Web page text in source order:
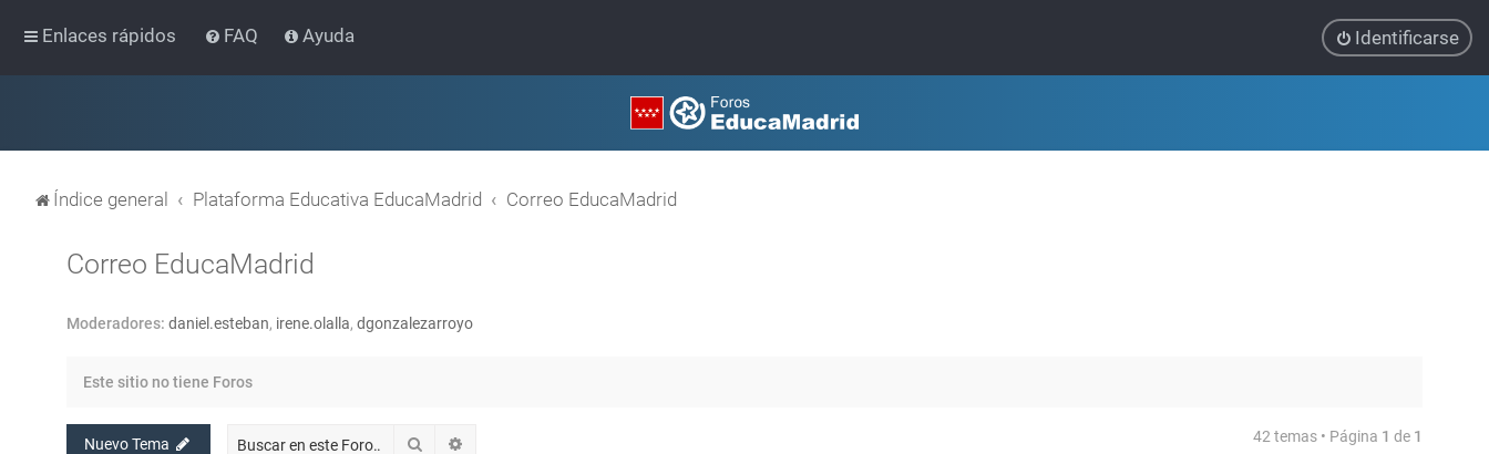
Enlaces rápidos FAQ Ayuda Identificarse
Índice general Plataforma Educativa EducaMadrid Correo EducaMadrid
Correo EducaMadrid
Moderadores: daniel.esteban, irene.olalla, dgonzalezarroyo
Este sitio no tiene Foros
Nuevo Tema Buscar 42 temas • Página 1 de 1